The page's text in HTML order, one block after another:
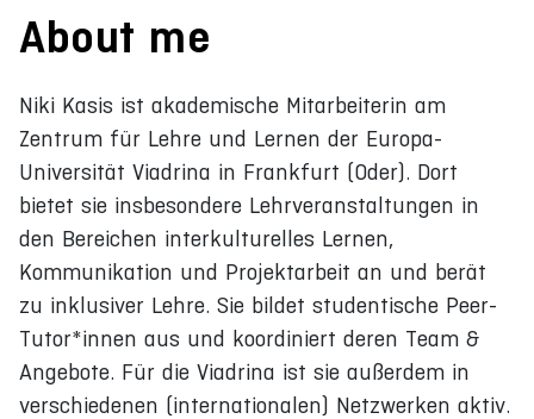
About me
Niki Kasis ist akademische Mitarbeiterin am
Zentrum für Lehre und Lernen der Europa-
Universität Viadrina in Frankfurt (Oder). Dort
bietet sie insbesondere Lehrveranstaltungen in
den Bereichen interkulturelles Lernen,
Kommunikation und Projektarbeit an und berät
zu inklusiver Lehre. Sie bildet studentische Peer-
Tutor*innen aus und koordiniert deren Team &
Angebote. Für die Viadrina ist sie außerdem in
verschiedenen (internationalen) Netzwerken aktiv.